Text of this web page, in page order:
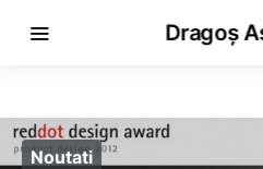
Dragoș
Noutati